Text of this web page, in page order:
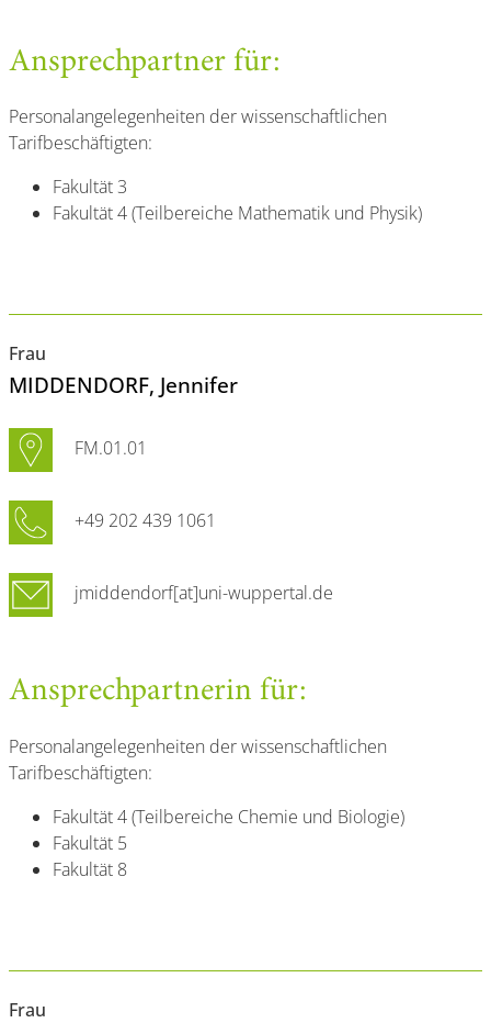
Ansprechpartner für:
Personalangelegenheiten der wissenschaftlichen
Tarifbeschäftigten:
Fakultät 3
Fakultät 4 (Teilbereiche Mathematik und Physik)
Ansprechpartnerin für:
Personalangelegenheiten der wissenschaftlichen
Tarifbeschäftigten:
Fakultät 4 (Teilbereiche Chemie und Biologie)
Fakultät 5
Fakultät 8
Frau
MIDDENDORF, Jennifer
FM.01.01
+49 202 439 1061
jmiddendorf[at]uni-wuppertal.de
Frau